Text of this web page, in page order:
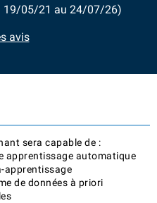
19/05/21 au 24/07/26)
avis
sera capable de :
apprentissage automatique
apprentissage
de données à priori